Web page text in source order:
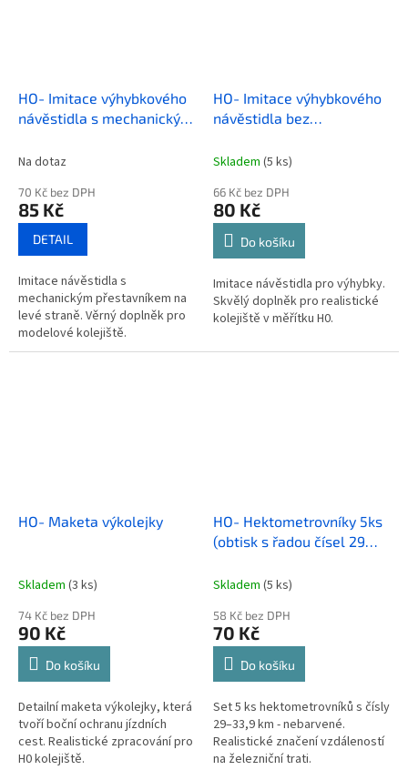
HO- Imitace výhybkového
návěstidla s mechanickým
straně
Na dotaz
70 Kč bez DPH
85 Kč
DETAIL
Imitace návěstidla s
mechanickým přestavníkem na
levé straně. Věrný doplněk pro
modelové kolejiště.
HO- Imitace výhybkového
návěstidla bez
Skladem (5 ks)
66 Kč bez DPH
80 Kč
Do košíku
Imitace návěstidla pro výhybky.
Skvělý doplněk pro realistické
kolejiště v měřítku H0.
HO- Maketa výkolejky
Skladem (3 ks)
74 Kč bez DPH
90 Kč
Do košíku
Detailní maketa výkolejky, která
tvoří boční ochranu jízdních
cest. Realistické zpracování pro
H0 kolejiště.
HO- Hektometrovníky 5ks
(obtisk s řadou čísel 29
Skladem (5 ks)
58 Kč bez DPH
70 Kč
Do košíku
Set 5 ks hektometrovníků s čísly
29–33,9 km - nebarvené.
Realistické značení vzdáleností
na železniční trati.